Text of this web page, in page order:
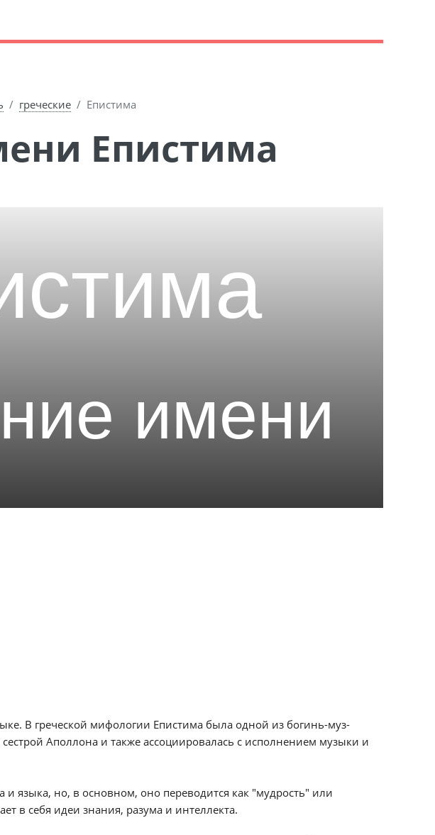
греческие Епистима
Епистима
В греческой мифологии Епистима была одной из богинь-муз-
Аполлона и также ассоциировалась с исполнением музыки и
и языка, но, в основном, оно переводится как "мудрость" или
в себя идеи знания, разума и интеллекта.